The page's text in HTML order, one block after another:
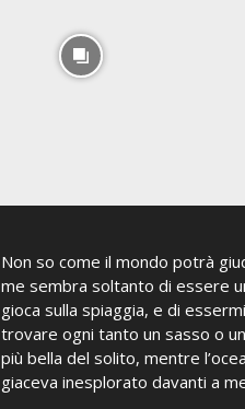
Non so come il mondo potrà
me sembra soltanto di essere
gioca sulla spiaggia, e di
trovare ogni tanto un sasso o
più bella del solito, mentre
giaceva inesplorato davanti a